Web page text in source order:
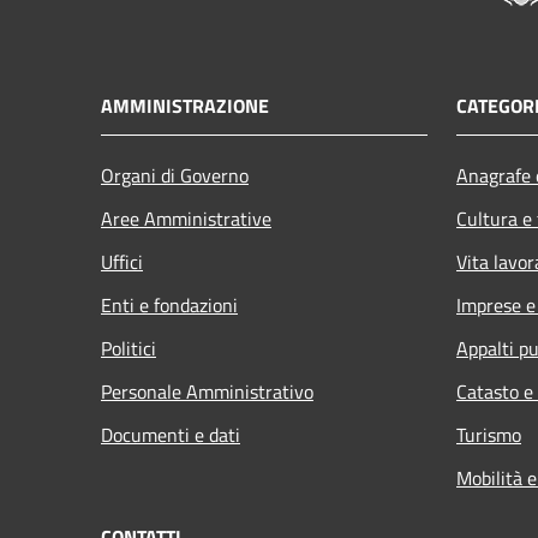
AMMINISTRAZIONE
Organi di Governo
Aree Amministrative
Uffici
Enti e fondazioni
Politici
Personale Amministrativo
Documenti e dati
Cultura
Vita
Imprese
Appalti
Catasto
Turismo
Mobilità